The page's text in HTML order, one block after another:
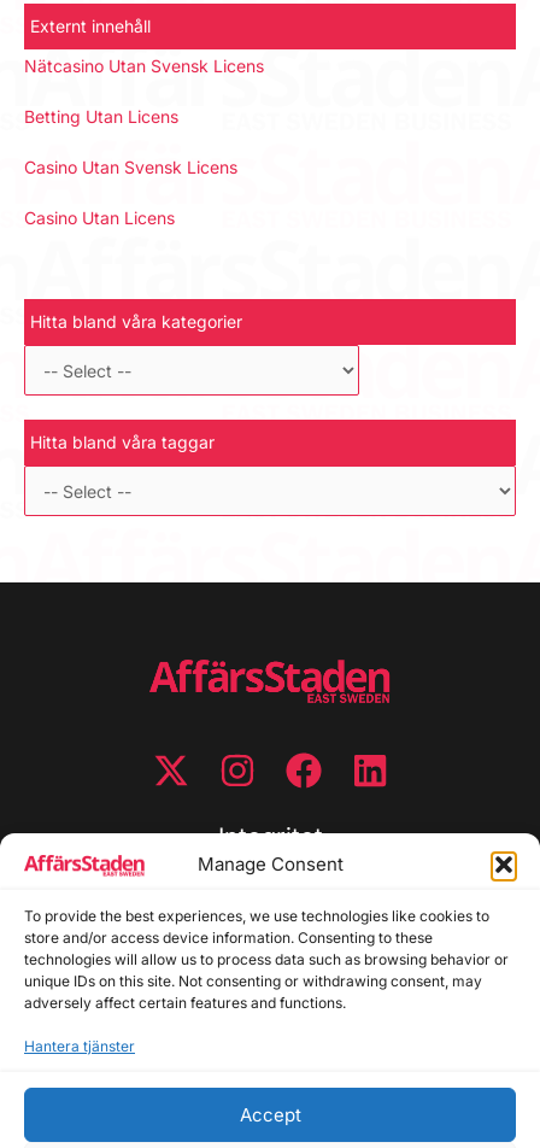
Manage Consent
To provide the best experiences, we use technologies like cookies to
store and/or access device information. Consenting to these
technologies will allow us to process data such as browsing behavior or
unique IDs on this site. Not consenting or withdrawing consent, may
adversely affect certain features and functions.
Hantera tjänster
Accept
Externt innehåll
Nätcasino Utan Svensk Licens
Betting Utan Licens
Casino Utan Svensk Licens
Casino Utan Licens
Hitta bland våra kategorier
Hitta bland våra taggar
Integritet
Cookiepolicy
Disclaimer
Redaktionell policy
Utgivarinformation
Allmänna frågor: info@affarsstaden.se | Tipsa